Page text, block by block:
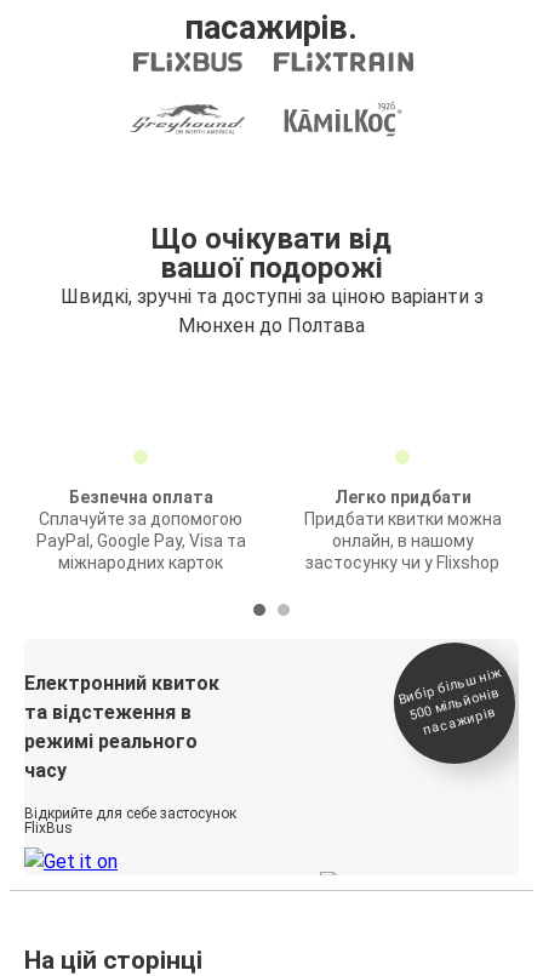
пасажирів.
Що очікувати від
вашої подорожі
Швидкі, зручні та доступні за ціною варіанти з
Мюнхен до Полтава
Безпечна оплата
Сплачуйте за допомогою
PayPal, Google Pay, Visa та
міжнародних карток
Легко придбати
Придбати квитки можна
онлайн, в нашому
застосунку чи у Flixshop
Електронний квиток
та відстеження в
режимі реального
часу
Відкрийте для себе застосунок
FlixBus
Вибір біль
ш ні
ж
500
мільйонів
паса
жирів
На цій сторінці